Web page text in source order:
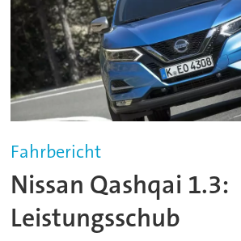
Fahrbericht
Nissan Qashqai 1.3:
Leistungsschub